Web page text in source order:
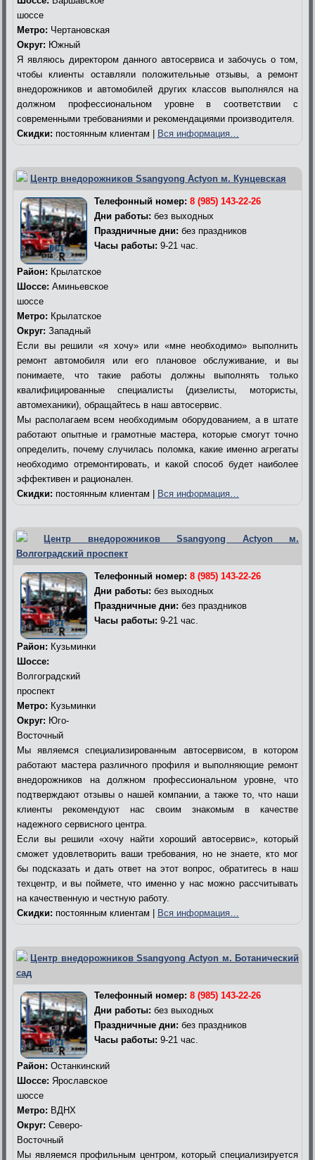
шоссе
Метро: Чертановская
Округ: Южный
Я являюсь директором данного автосервиса и забочусь о том,
чтобы клиенты оставляли положительные отзывы, а ремонт
внедорожников и автомобилей других классов выполнялся на
должном профессиональном уровне в соответствии с
современными требованиями и рекомендациями производителя.
Скидки: постоянным клиентам | Вся информация…
Центр внедорожников Ssangyong Actyon м. Кунцевская
Телефонный номер: 8 (985) 143-22-26
Дни работы: без выходных
Праздничные дни: без праздников
Часы работы: 9-21 час.
Район: Крылатское
Шоссе: Аминьевское
шоссе
Метро: Крылатское
Округ: Западный
Если вы решили «я хочу» или «мне необходимо» выполнить
ремонт автомобиля или его плановое обслуживание, и вы
понимаете, что такие работы должны выполнять только
квалифицированные специалисты (дизелисты, мотористы,
автомеханики), обращайтесь в наш автосервис.
Мы располагаем всем необходимым оборудованием, а в штате
работают опытные и грамотные мастера, которые смогут точно
определить, почему случилась поломка, какие именно агрегаты
необходимо отремонтировать, и какой способ будет наиболее
эффективен и рационален.
Скидки: постоянным клиентам | Вся информация…
Центр внедорожников Ssangyong Actyon м.
Волгоградский проспект
Телефонный номер: 8 (985) 143-22-26
Дни работы: без выходных
Праздничные дни: без праздников
Часы работы: 9-21 час.
Район: Кузьминки
Шоссе:
Волгоградский
проспект
Метро: Кузьминки
Округ: Юго-
Восточный
Мы являемся специализированным автосервисом, в котором
работают мастера различного профиля и выполняющие ремонт
внедорожников на должном профессиональном уровне, что
подтверждают отзывы о нашей компании, а также то, что наши
клиенты рекомендуют нас своим знакомым в качестве
надежного сервисного центра.
Если вы решили «хочу найти хороший автосервис», который
сможет удовлетворить ваши требования, но не знаете, кто мог
бы подсказать и дать ответ на этот вопрос, обратитесь в наш
техцентр, и вы поймете, что именно у нас можно рассчитывать
на качественную и честную работу.
Скидки: постоянным клиентам | Вся информация…
Центр внедорожников Ssangyong Actyon м. Ботанический
сад
Телефонный номер: 8 (985) 143-22-26
Дни работы: без выходных
Праздничные дни: без праздников
Часы работы: 9-21 час.
Район: Останкинский
Шоссе: Ярославское
шоссе
Метро: ВДНХ
Округ: Северо-
Восточный
Мы являемся профильным центром, который специализируется